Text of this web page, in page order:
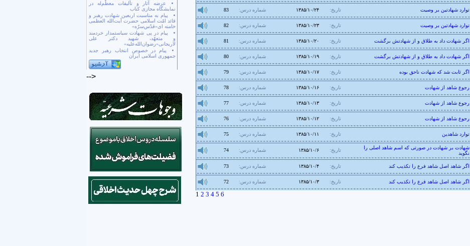
عرضه آثار و تألیفات معظّم‌له در
نمایشگاه مجازی کتاب
پیام به مناسبت اربعین شهادت رهبر و
قائد امّت اسلامی حضرت آیت‌الله العظمی
خامنه ای«قدّس‌سرّه»
پیام در پی شهادت سیاستمدار خردمند
و متعهّد، شهید دکتر علی
لاریجانی«رضوان‌الله‌علیه»
پیام در خصوص انتخاب رهبر جدید
جمهوری اسلامی ایران
-->
توارد شهادتین بر وصیت تاریخ: ۱۳۸۵/۱۰/۲۴ شماره درس: 83
توارد شهادتین بر وصیت تاریخ: ۱۳۸۵/۱۰/۲۳ شماره درس: 82
اگر شهادت داد به طلاق و از شهادتش برگشت تاریخ: ۱۳۸۵/۱۰/۲۰ شماره درس: 81
اگر شهادت داد به طلاق و از شهادتش برگشت تاریخ: ۱۳۸۵/۱۰/۱۹ شماره درس: 80
اگر ثابت شد که شهادت ناحق بوده تاریخ: ۱۳۸۵/۱۰/۱۷ شماره درس: 79
رجوع شاهد از شهادت تاریخ: ۱۳۸۵/۱۰/۱۶ شماره درس: 78
رجوع شاهد از شهادت تاریخ: ۱۳۸۵/۱۰/۱۳ شماره درس: 77
رجوع شاهد از شهادت تاریخ: ۱۳۸۵/۱۰/۱۲ شماره درس: 76
توارد شاهدین تاریخ: ۱۳۸۵/۱۰/۱۱ شماره درس: 75
شهادت بر شهادت در صورتی که اسم شاهد اصلی را
نگوید
تاریخ: ۱۳۸۵/۱۰/۶ شماره درس: 74
اگر شاهد اصل شاهد فرع را تکذیب کند تاریخ: ۱۳۸۵/۱۰/۴ شماره درس: 73
اگر شاهد اصل شاهد فرع را تکذیب کند تاریخ: ۱۳۸۵/۱۰/۳ شماره درس: 72
1 2 3 4 5 6